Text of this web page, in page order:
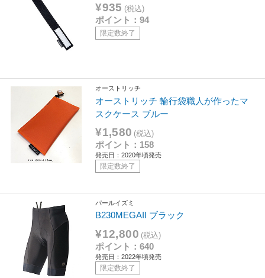
¥935 (税込)
ポイント：94
限定数終了
オーストリッチ
オーストリッチ 輪行袋職人が作ったマ
スクケース ブルー
¥1,580 (税込)
ポイント：158
発売日：2020年頃発売
限定数終了
パールイズミ
B230MEGAII ブラック
¥12,800 (税込)
ポイント：640
発売日：2022年頃発売
限定数終了